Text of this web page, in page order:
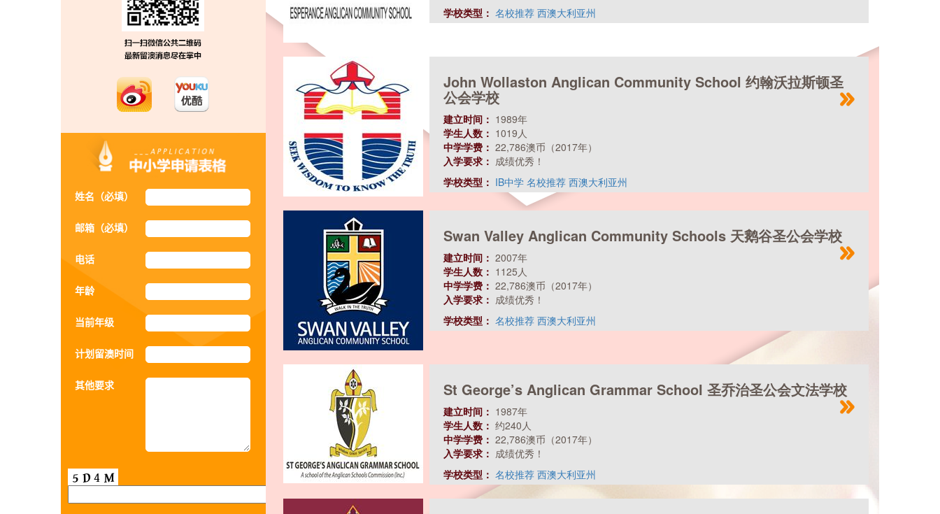
姓名（必填）
邮箱（必填）
电话
年龄
当前年级
计划留澳时间
其他要求
学校类型： 名校推荐 西澳大利亚州
John Wollaston Anglican Community School 约翰沃拉斯顿圣
公会学校
建立时间： 1989年
学生人数： 1019人
中学学费： 22,786澳币（2017年）
入学要求： 成绩优秀！
学校类型： IB中学 名校推荐 西澳大利亚州
Swan Valley Anglican Community Schools 天鹅谷圣公会学校
建立时间： 2007年
学生人数： 1125人
中学学费： 22,786澳币（2017年）
入学要求： 成绩优秀！
学校类型： 名校推荐 西澳大利亚州
St George’s Anglican Grammar School 圣乔治圣公会文法学校
建立时间： 1987年
学生人数： 约240人
中学学费： 22,786澳币（2017年）
入学要求： 成绩优秀！
学校类型： 名校推荐 西澳大利亚州